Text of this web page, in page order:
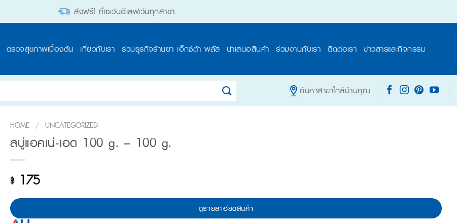
ส่งฟรี! ที่เซเว่นอีเลฟเว่นทุกสาขา
ตรวจสุขภาพเบื้องต้น เกี่ยวกับเรา ร่วมธุรกิจร้านยา เอ็กซ์ต้า พลัส นำเสนอสินค้า ร่วมงานกับเรา ติดต่อเรา ข่าวสารและกิจกรรม
ค้นหาสาขาใกล้บ้านคุณ
HOME / UNCATEGORIZED
สบู่แอคเน่-เอด 100 g. – 100 g.
฿175
ดูรายละเอียดสินค้า